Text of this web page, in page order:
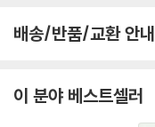
배송/반품/교환 안내
이 분야 베스트셀러